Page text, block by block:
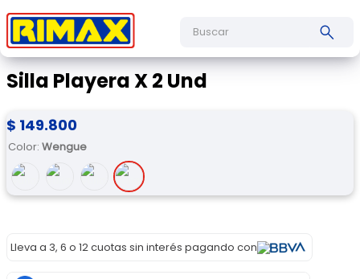
Silla Playera X 2 Und
$ 149.800
Color: Wengue
Lleva a 3, 6 o 12 cuotas sin interés pagando con